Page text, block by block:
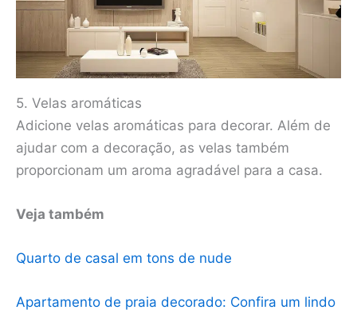
5. Velas aromáticas
Adicione velas aromáticas para decorar. Além de
ajudar com a decoração, as velas também
proporcionam um aroma agradável para a casa.
Veja também
Quarto de casal em tons de nude
Apartamento de praia decorado: Confira um lindo